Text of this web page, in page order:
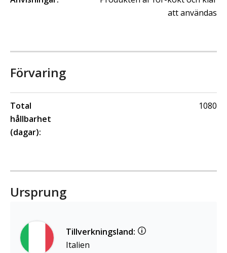
att användas
Förvaring
Total
hållbarhet
(dagar):
1080
Ursprung
Tillverkningsland:
Italien